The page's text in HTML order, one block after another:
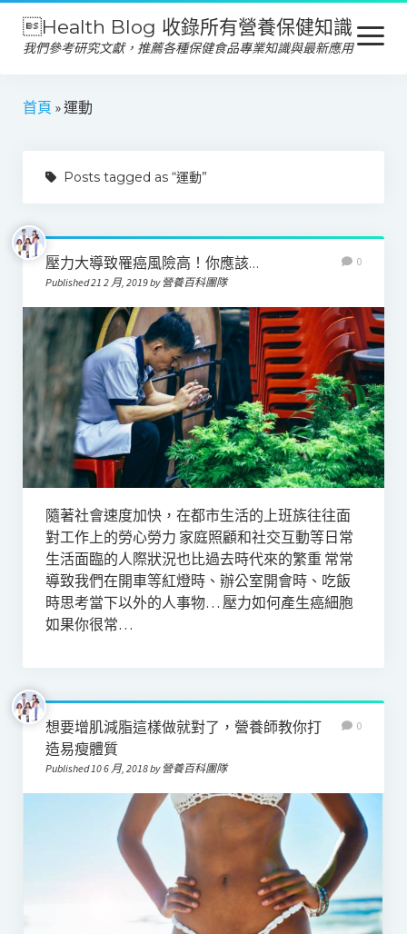
Health Blog 收錄所有營養保健知識
我們參考研究文獻，推薦各種保健食品專業知識與最新應用
open
menu
營養保健
產品推薦
心靈健康
首頁 »運動
Posts tagged as “運動”
壓力大導致罹癌風險高！你應該…
Published 21 2 月, 2019 by 營養百科團隊
0
隨著社會速度加快，在都市生活的上班族往往面
對工作上的勞心勞力 家庭照顧和社交互動等日常
生活面臨的人際狀況也比過去時代來的繁重 常常
導致我們在開車等紅燈時、辦公室開會時、吃飯
時思考當下以外的人事物… 壓力如何產生癌細胞
如果你很常…
想要增肌減脂這樣做就對了，營養師教你打
造易瘦體質
Published 10 6 月, 2018 by 營養百科團隊
0